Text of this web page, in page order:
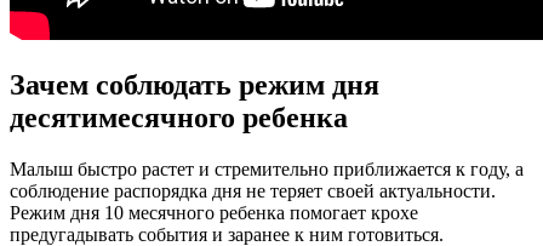
Зачем соблюдать режим дня
десятимесячного ребенка
Малыш быстро растет и стремительно приближается к году, а
соблюдение распорядка дня не теряет своей актуальности.
Режим дня 10 месячного ребенка помогает крохе
предугадывать события и заранее к ним готовиться.